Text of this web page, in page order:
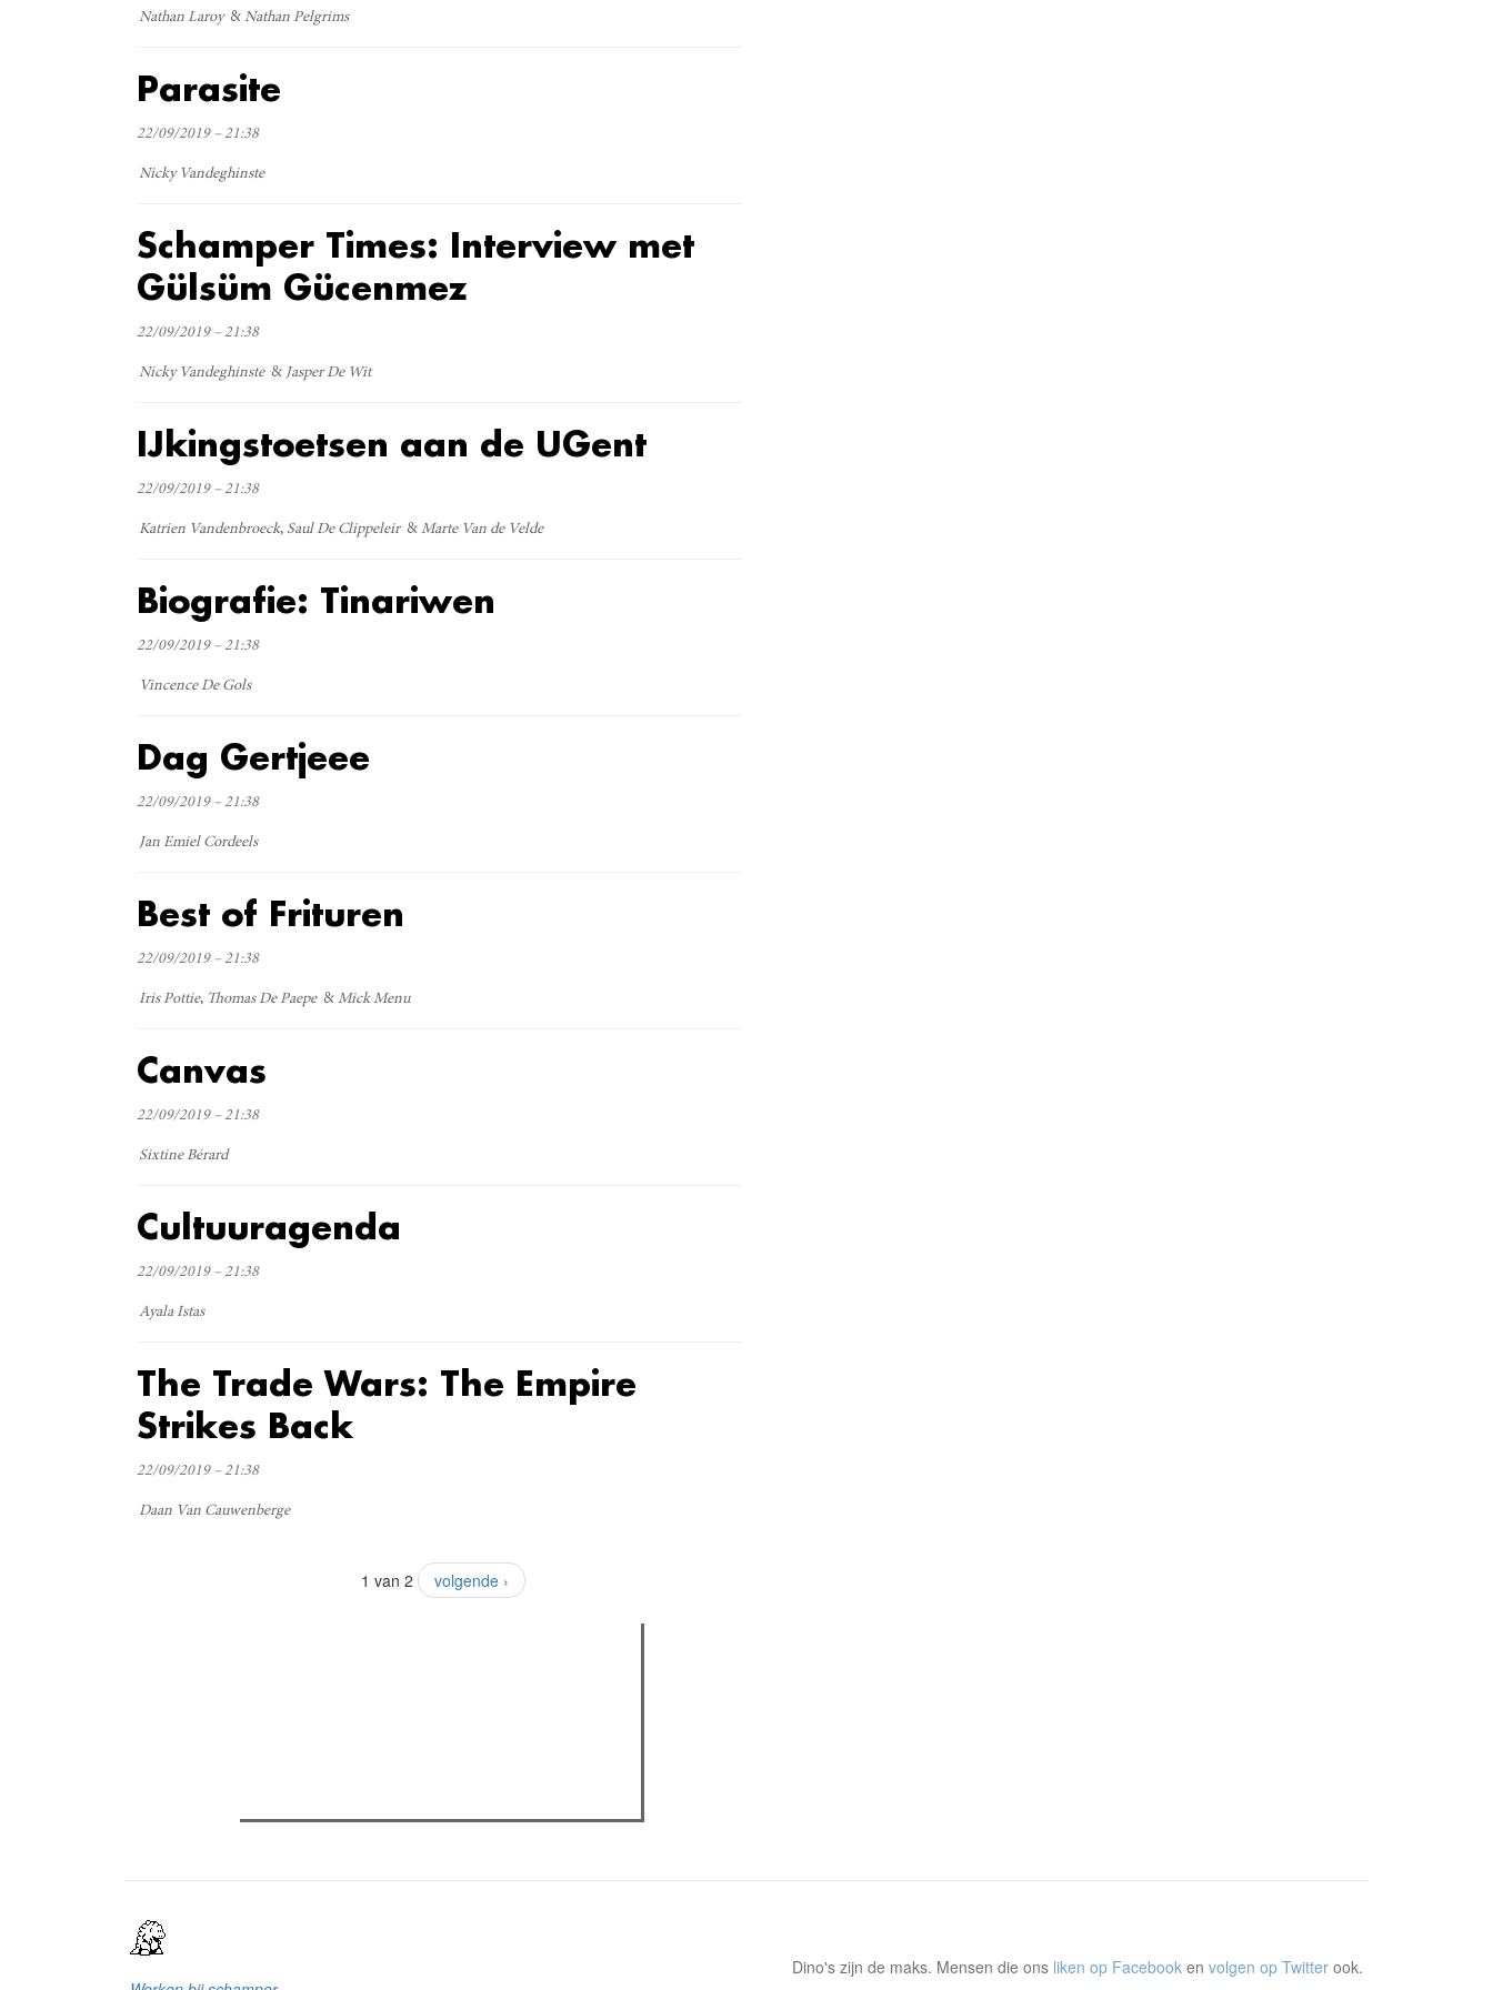
Nathan Laroy Nathan Pelgrims
Parasite
22/09/2019 – 21:38
Nicky Vandeghinste
Schamper Times: Interview met
Gülsüm Gücenmez
22/09/2019 – 21:38
Nicky Vandeghinste Jasper De Wit
IJkingstoetsen aan de UGent
22/09/2019 – 21:38
Katrien Vandenbroeck Saul De Clippeleir Marte Van de Velde
Biografie: Tinariwen
22/09/2019 – 21:38
Vincence De Gols
Dag Gertjeee
22/09/2019 – 21:38
Jan Emiel Cordeels
Best of Frituren
22/09/2019 – 21:38
Iris Pottie Thomas De Paepe Mick Menu
Canvas
22/09/2019 – 21:38
Sixtine Bérard
Cultuuragenda
22/09/2019 – 21:38
Ayala Istas
The Trade Wars: The Empire
Strikes Back
22/09/2019 – 21:38
Daan Van Cauwenberge
1 van 2 volgende ›
Dino's zijn de maks. Mensen die ons liken op Facebook en volgen op Twitter ook.